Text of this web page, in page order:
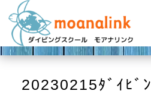
TOP
ステップ
ショップ
20230215ﾀﾞｲﾋﾞ